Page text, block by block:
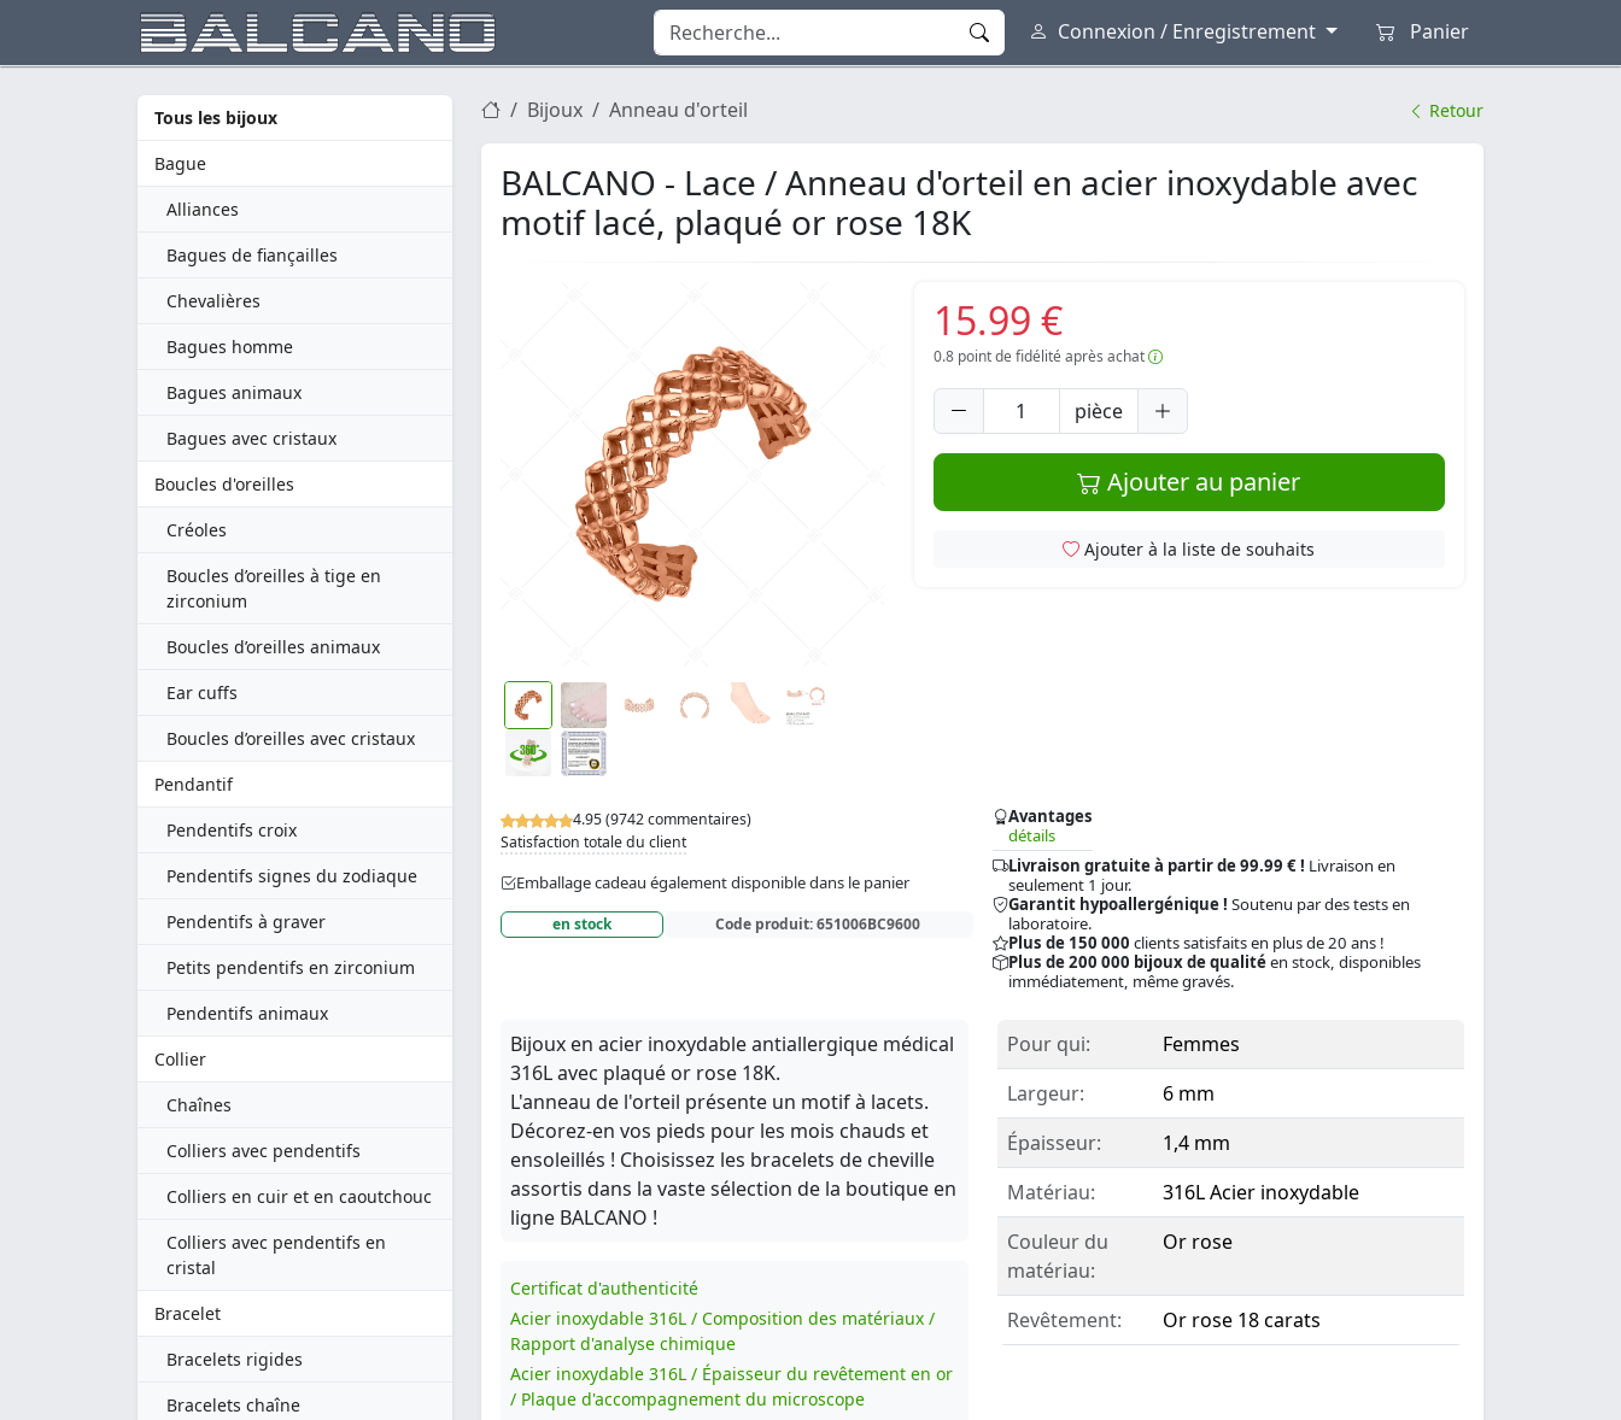
Connexion / Enregistrement Panier
Tous les bijoux
Bague
Alliances
Bagues de fiançailles
Chevalières
Bagues homme
Bagues animaux
Bagues avec cristaux
Boucles d'oreilles
Créoles
Boucles d’oreilles à tige en
zirconium
Boucles d’oreilles animaux
Ear cuffs
Boucles d’oreilles avec cristaux
Pendantif
Pendentifs croix
Pendentifs signes du zodiaque
Pendentifs à graver
Petits pendentifs en zirconium
Pendentifs animaux
Collier
Chaînes
Colliers avec pendentifs
Colliers en cuir et en caoutchouc
Colliers avec pendentifs en
cristal
Bracelet
Bracelets rigides
Bracelets chaîne
Bijoux Anneau d'orteil Retour
BALCANO - Lace / Anneau d'orteil en acier inoxydable avec
motif lacé, plaqué or rose 18K
4.95 (9742 commentaires)
Satisfaction totale du client
Emballage cadeau également disponible dans le panier
en stock Code produit:651006BC9600
Avantages
détails
Livraison gratuite à partir de 99.99 € ! Livraison en
seulement 1 jour.
Garantit hypoallergénique ! Soutenu par des tests en
laboratoire.
Plus de 150 000 clients satisfaits en plus de 20 ans !
Plus de 200 000 bijoux de qualitéen stock, disponibles
immédiatement, même gravés.
15.99 €
0.8point de fidélité après achat
pièce
Ajouter au panier
Ajouter à la liste de souhaits
Bijoux en acier inoxydable antiallergique médical
316L avec plaqué or rose 18K.
L'anneau de l'orteil présente un motif à lacets.
Décorez-en vos pieds pour les mois chauds et
ensoleillés ! Choisissez les bracelets de cheville
assortis dans la vaste sélection de la boutique en
ligne BALCANO !
Certificat d'authenticité
Acier inoxydable 316L / Composition des matériaux /
Rapport d'analyse chimique
Acier inoxydable 316L / Épaisseur du revêtement en or
/ Plaque d'accompagnement du microscope
Pour qui:
Femmes
Largeur:
6 mm
Épaisseur:
1,4 mm
Matériau:
316L Acier inoxydable
Couleur du
matériau:
Or rose
Revêtement: Or rose 18 carats